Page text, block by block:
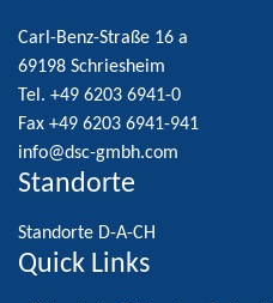
Carl-Benz-Straße 16 a
69198 Schriesheim
Tel. +49 6203 6941-0
Fax +49 6203 6941-941
info@dsc-gmbh.com
Standorte
Standorte D-A-CH
Quick Links